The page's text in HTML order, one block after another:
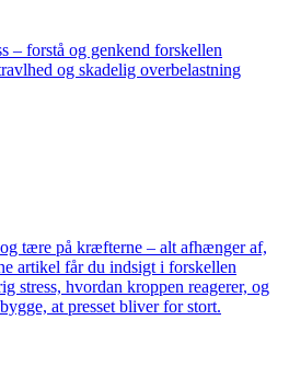
– forstå og genkend forskellen
og skadelig overbelastning
tære på kræfterne – alt afhænger af,
artikel får du indsigt i forskellen
stress, hvordan kroppen reagerer, og
at presset bliver for stort.